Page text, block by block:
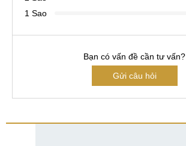
1 Sao
Bạn có vấn đề cần tư vấn?
Gửi câu hỏi